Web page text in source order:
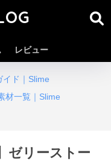
レビュー
イド｜Slime
材一覧｜Slime
ゼリーストー